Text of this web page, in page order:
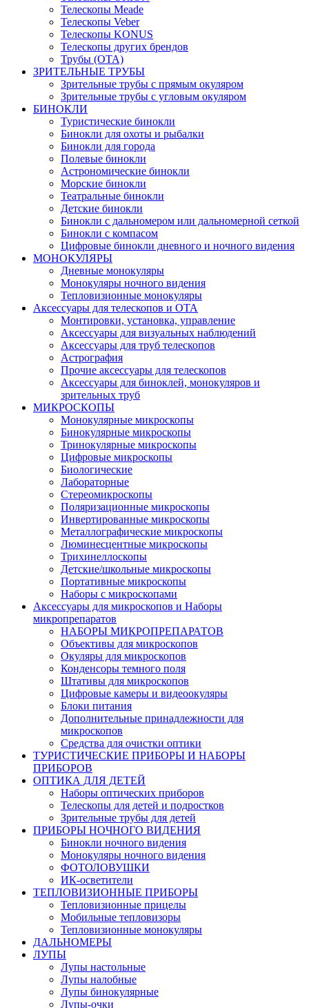
Телескопы Meade
Телескопы Veber
Телескопы KONUS
Телескопы других брендов
Трубы (ОТА)
ЗРИТЕЛЬНЫЕ ТРУБЫ
Зрительные трубы с прямым окуляром
Зрительные трубы с угловым окуляром
БИНОКЛИ
Туристические бинокли
Бинокли для охоты и рыбалки
Бинокли для города
Полевые бинокли
Астрономические бинокли
Морские бинокли
Театральные бинокли
Детские бинокли
Бинокли с дальномером или дальномерной сеткой
Бинокли с компасом
Цифровые бинокли дневного и ночного видения
МОНОКУЛЯРЫ
Дневные монокуляры
Монокуляры ночного видения
Тепловизионные монокуляры
Аксессуары для телескопов и ОТА
Монтировки, установка, управление
Аксессуары для визуальных наблюдений
Аксессуары для труб телескопов
Астрография
Прочие аксессуары для телескопов
Аксессуары для биноклей, монокуляров и
зрительных труб
МИКРОСКОПЫ
Монокулярные микроскопы
Бинокулярные микроскопы
Тринокулярные микроскопы
Цифровые микроскопы
Биологические
Лабораторные
Стереомикроскопы
Поляризационные микроскопы
Инвертированные микроскопы
Металлографические микроскопы
Люминесцентные микроскопы
Трихинеллоскопы
Детские/школьные микроскопы
Портативные микроскопы
Наборы с микроскопами
Аксессуары для микроскопов и Наборы
микропрепаратов
НАБОРЫ МИКРОПРЕПАРАТОВ
Объективы для микроскопов
Окуляры для микроскопов
Конденсоры темного поля
Штативы для микроскопов
Цифровые камеры и видеоокуляры
Блоки питания
Дополнительные принадлежности для
микроскопов
Средства для очистки оптики
ТУРИСТИЧЕСКИЕ ПРИБОРЫ И НАБОРЫ
ПРИБОРОВ
ОПТИКА ДЛЯ ДЕТЕЙ
Наборы оптических приборов
Телескопы для детей и подростков
Зрительные трубы для детей
ПРИБОРЫ НОЧНОГО ВИДЕНИЯ
Бинокли ночного видения
Монокуляры ночного видения
ФОТОЛОВУШКИ
ИК-осветители
ТЕПЛОВИЗИОННЫЕ ПРИБОРЫ
Тепловизионные прицелы
Мобильные тепловизоры
Тепловизионные монокуляры
ДАЛЬНОМЕРЫ
ЛУПЫ
Лупы настольные
Лупы налобные
Лупы бинокулярные
Лупы-очки